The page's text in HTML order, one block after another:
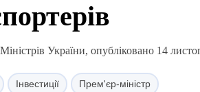
України, опубліковано 14
Інвестиції Прем'єр-міністр